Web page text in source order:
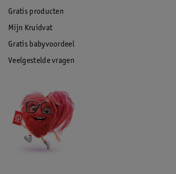
Gratis producten
Mijn Kruidvat
Gratis babyvoordeel
Veelgestelde vragen